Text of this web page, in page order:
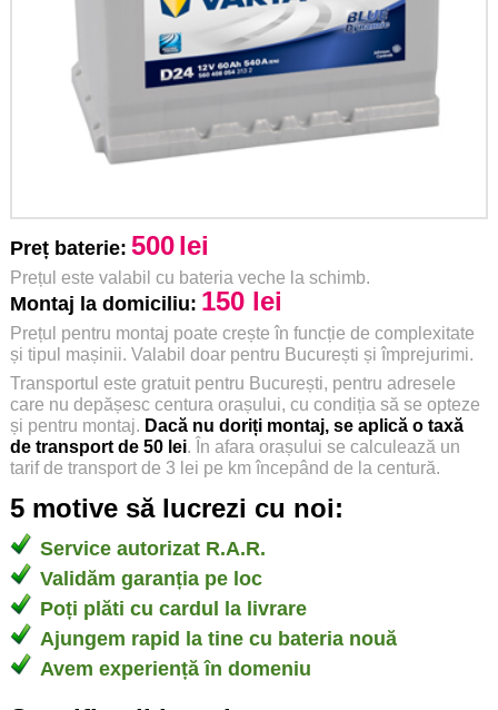
Preț baterie: 500lei
Prețul este valabil cu bateria veche la schimb.
Montaj la domiciliu: 150 lei
Prețul pentru montaj poate crește în funcție de complexitate
și tipul mașinii. Valabil doar pentru București și împrejurimi.
Transportul este gratuit pentru București, pentru adresele
care nu depășesc centura orașului, cu condiția să se opteze
și pentru montaj. Dacă nu doriți montaj, se aplică o taxă
de transport de 50 lei. În afara orașului se calculează un
tarif de transport de 3 lei pe km începând de la centură.
5 motive să lucrezi cu noi:
Service autorizat R.A.R.
Validăm garanția pe loc
Poți plăti cu cardul la livrare
Ajungem rapid la tine cu bateria nouă
Avem experiență în domeniu